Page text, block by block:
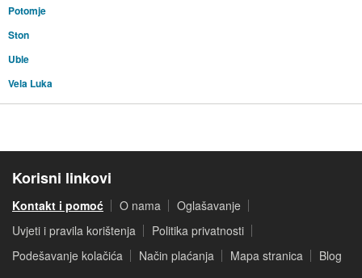
Potomje
Ston
Uble
Vela Luka
Korisni linkovi
Kontakt i pomoć O nama
Oglašavanje
Uvjeti i pravila korištenja
Politika privatnosti
Podešavanje kolačića
Način plaćanja Mapa stranica Blog